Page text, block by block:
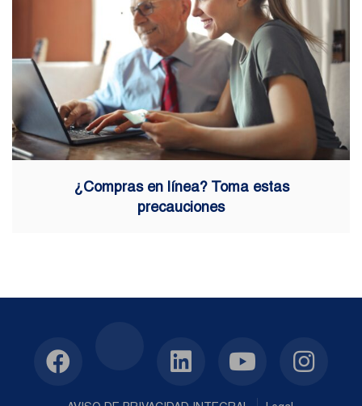
¿Compras en línea? Toma estas
precauciones